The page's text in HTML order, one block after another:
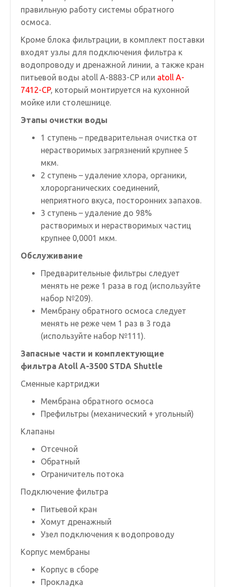
правильную работу системы обратного
осмоса.
Кроме блока фильтрации, в комплект поставки
входят узлы для подключения фильтра к
водопроводу и дренажной линии, а также кран
питьевой воды atoll A-8883-CP или atoll A-
7412-CP, который монтируется на кухонной
мойке или столешнице.
Этапы очистки воды
1 ступень – предварительная очистка от
нерастворимых загрязнений крупнее 5
мкм.
2 ступень – удаление хлора, органики,
хлорорганических соединений,
неприятного вкуса, посторонних запахов.
3 ступень – удаление до 98%
растворимых и нерастворимых частиц
крупнее 0,0001 мкм.
Обслуживание
Предварительные фильтры следует
менять не реже 1 раза в год (используйте
набор №209).
Мембрану обратного осмоса следует
менять не реже чем 1 раз в 3 года
(используйте набор №111).
Запасные части и комплектующие
фильтра Atoll A-3500 STDA Shuttle
Сменные картриджи
Мембрана обратного осмоса
Префильтры (механический + угольный)
Клапаны
Отсечной
Обратный
Ограничитель потока
Подключение фильтра
Питьевой кран
Хомут дренажный
Узел подключения к водопроводу
Корпус мембраны
Корпус в сборе
Прокладка